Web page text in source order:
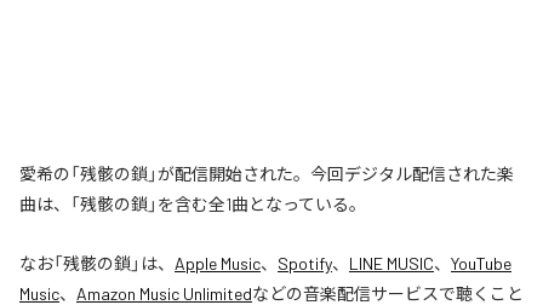
愛希の「残骸の鎖」が配信開始された。今回デジタル配信された楽
曲は、「残骸の鎖」を含む全1曲となっている。
なお「残骸の鎖 」は、 Apple Music、 Spotify、 LINE MUSIC、 YouTube
Music、 Amazon Music Unlimitedなどの音楽配信サービスで聴くこと